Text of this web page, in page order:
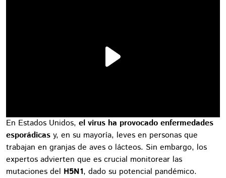
En Estados Unidos, el virus ha provocado enfermedades
esporádicas y, en su mayoría, leves en personas que
trabajan en granjas de aves o lácteos. Sin embargo, los
expertos advierten que es crucial monitorear las
mutaciones del H5N1, dado su potencial pandémico.